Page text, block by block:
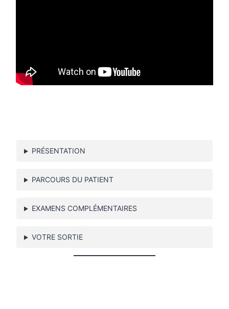
PRÉSENTATION
PARCOURS DU PATIENT
EXAMENS COMPLÉMENTAIRES
VOTRE SORTIE